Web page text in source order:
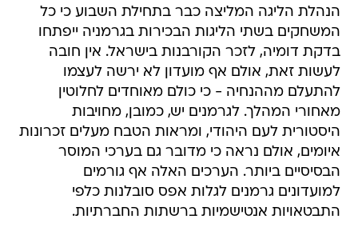
הנהלת הליגה המליצה כבר בתחילת השבוע כי כל
המשחקים בשתי הליגות הבכירות בגרמניה ייפתחו
בדקת דומיה, לזכר הקורבנות בישראל. אין חובה
לעשות זאת, אולם אף מועדון לא ירשה לעצמו
להתעלם מההנחיה - כי כולם מאוחדים לחלוטין
מאחורי המהלך. לגרמנים יש, כמובן, מחויבות
היסטורית לעם היהודי, ומראות הטבח מעלים זכרונות
איומים, אולם נראה כי מדובר גם בערכי המוסר
הבסיסיים ביותר. הערכים האלה אף גורמים
למועדונים גרמנים לגלות אפס סובלנות כלפי
התבטאויות אנטישמיות ברשתות החברתיות.